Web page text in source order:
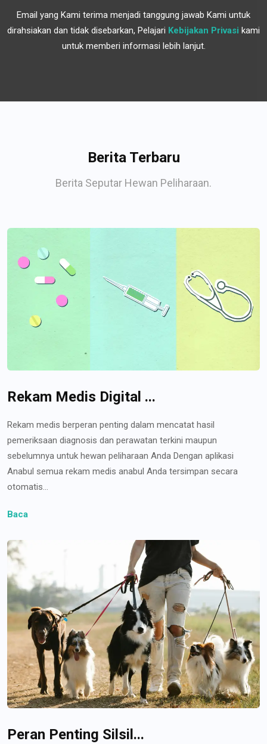
Email yang Kami terima menjadi tanggung jawab Kami untuk
dirahsiakan dan tidak disebarkan, Pelajari Kebijakan Privasi kami
untuk memberi informasi lebih lanjut.
Berita Terbaru
Berita Seputar Hewan Peliharaan.
Rekam Medis Digital ...
Rekam medis berperan penting dalam mencatat hasil
pemeriksaan diagnosis dan perawatan terkini maupun
sebelumnya untuk hewan peliharaan Anda Dengan aplikasi
Anabul semua rekam medis anabul Anda tersimpan secara
otomatis...
Baca
Peran Penting Silsil...